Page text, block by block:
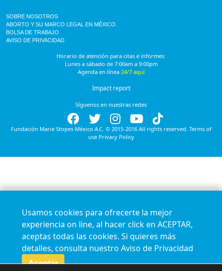
SOBRE NOSOTROS
ABORTO Y SU MARCO LEGAL EN MÉXICO.
BOLSA DE TRABAJO
AVISO DE PRIVACIDAD
Horario de atención para citas e informes:
Lunes a sábado de 7:00am a 9:00pm
Agenda en línea 24/7 aquí
Impact report
Síguenos en nuestras redes
Fundación Marie Stopes México A.C. © 2015-2016 All rights reserved. Terms of
use Privacy Policy
Usamos cookies para ofrecerte la mejor
experiencia on line, al hacer click en ACEPTAR,
aceptas todas las cookies. Si quieres más
detalles, consulta nuestro Aviso de Privacidad
Aceptar